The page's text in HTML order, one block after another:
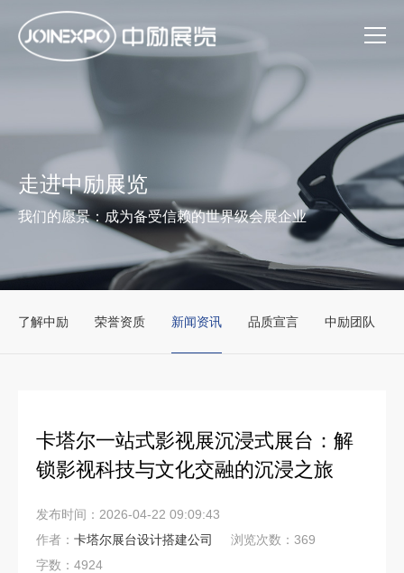
走进中励展览
我们的愿景：成为备受信赖的世界级会展企业
了解中励 荣誉资质 新闻资讯 品质宣言 中励团队
卡塔尔一站式影视展沉浸式展台：解
锁影视科技与文化交融的沉浸之旅
发布时间：2026-04-22 09:09:43
作者： 卡塔尔展台设计搭建公司
浏览次数：369
字数：4924